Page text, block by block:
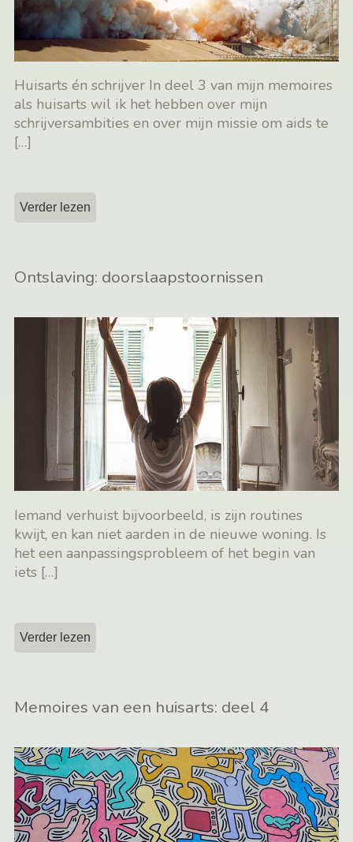
Huisarts én schrijver In deel 3 van mijn memoires
als huisarts wil ik het hebben over mijn
schrijversambities en over mijn missie om aids te
[…]
Verder lezen
Ontslaving: doorslaapstoornissen
Iemand verhuist bijvoorbeeld, is zijn routines
kwijt, en kan niet aarden in de nieuwe woning. Is
het een aanpassingsprobleem of het begin van
iets […]
Verder lezen
Memoires van een huisarts: deel 4